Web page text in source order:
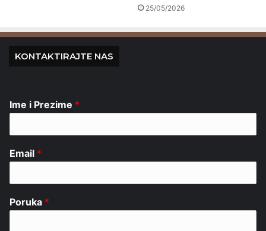
25/05/2026
KONTAKTIRAJTE NAS
Ime i Prezime *
Email *
Poruka *